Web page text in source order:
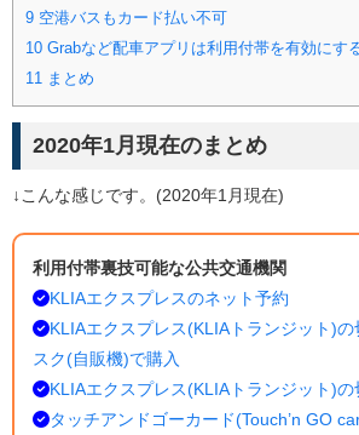
9 空港バスもカード払い不可
10 Grabなど配車アプリは利用付帯を有効にす
11 まとめ
2020年1月現在のまとめ
↓こんな感じです。(2020年1月現在)
利用付帯裏技可能な公共交通機関
KLIAエクスプレスのネット予約
KLIAエクスプレス(KLIAトランジット)
スク(自販機)で購入
KLIAエクスプレス(KLIAトランジット)の
タッチアンドゴーカード(Touch’n GO